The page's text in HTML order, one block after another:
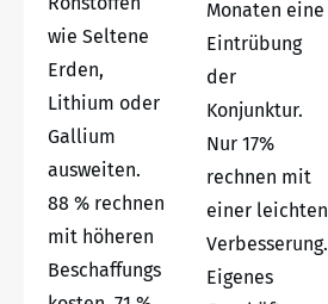
wie Seltene
Erden,
Lithium oder
Gallium
ausweiten.
88 % rechnen
mit höheren
Beschaffungs
Monaten eine
Eintrübung
der
Konjunktur.
Nur 17%
rechnen mit
einer leichten
Verbesserung.
Eigenes